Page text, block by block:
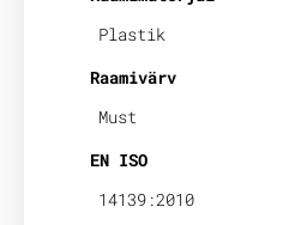
Plastik
Raamivärv
Must
EN ISO
14139:2010